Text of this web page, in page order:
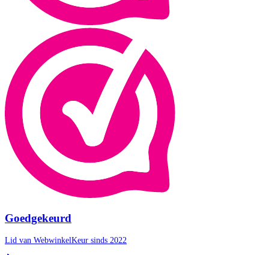
Goedgekeurd
Lid van WebwinkelKeur sinds 2022